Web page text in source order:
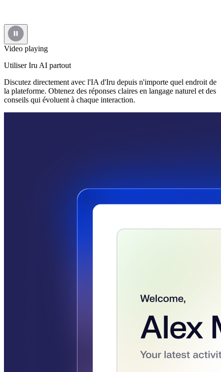
Video playing
Utiliser Iru AI partout
Discutez directement avec l'IA d'Iru depuis n'importe quel endroit de
la plateforme. Obtenez des réponses claires en langage naturel et des
conseils qui évoluent à chaque interaction.